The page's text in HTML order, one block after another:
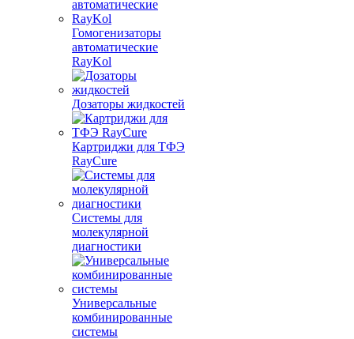
Гомогенизаторы
автоматические
RayKol
Дозаторы жидкостей
Картриджи для ТФЭ
RayCure
Системы для
молекулярной
диагностики
Универсальные
комбинированные
системы